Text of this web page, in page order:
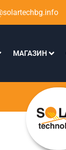
МАГАЗИН